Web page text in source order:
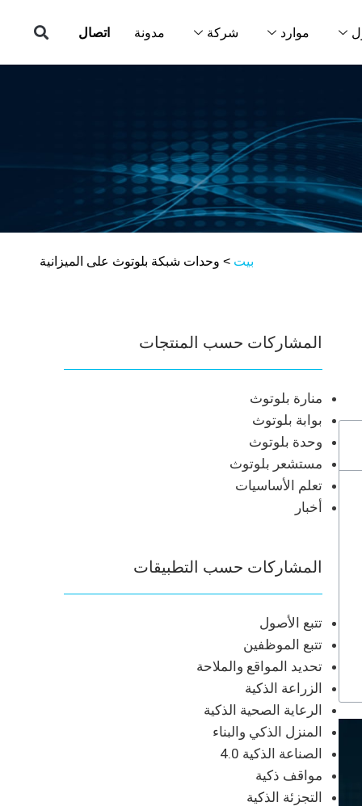
موارد شركة مدونة اتصال
بيت > وحدات شبكة بلوتوث على الميزانية
المشاركات حسب المنتجات
منارة بلوتوث
بوابة بلوتوث
وحدة بلوتوث
مستشعر بلوتوث
تعلم الأساسيات
أخبار
المشاركات حسب التطبيقات
تتبع الأصول
تتبع الموظفين
تحديد المواقع والملاحة
الزراعة الذكية
الرعاية الصحية الذكية
المنزل الذكي والبناء
الصناعة الذكية 4.0
مواقف ذكية
التجزئة الذكية